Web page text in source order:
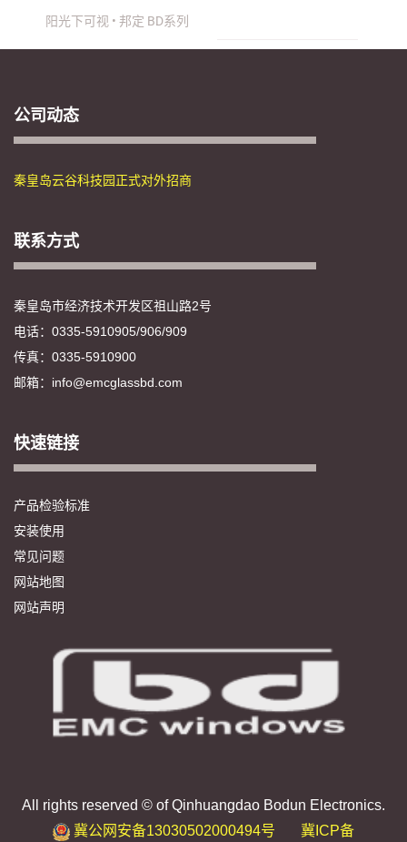
阳光下可视 • 邦定 BD系列
公司动态
秦皇岛云谷科技园正式对外招商
联系方式
秦皇岛市经济技术开发区祖山路2号
电话：0335-5910905/906/909
传真：0335-5910900
邮箱：info@emcglassbd.com
快速链接
产品检验标准
安装使用
常见问题
网站地图
网站声明
All rights reserved © of Qinhuangdao Bodun Electronics.
冀公网安备13030502000494号
冀ICP备